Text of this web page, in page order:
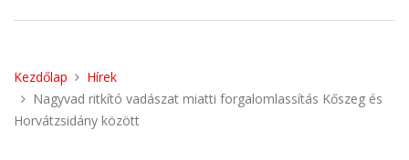
Kezdőlap
Hírek
Nagyvad ritkító vadászat miatti forgalomlassítás Kőszeg és
Horvátzsidány között